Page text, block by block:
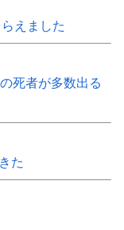
えました
死者が多数出る
た